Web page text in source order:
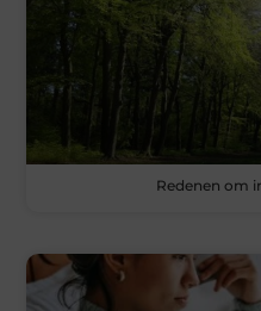
Redenen om